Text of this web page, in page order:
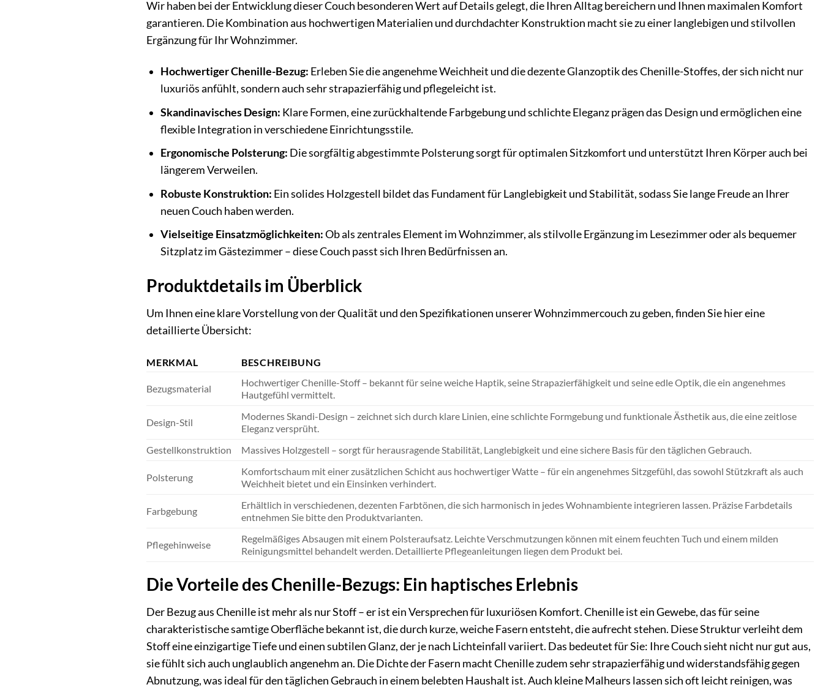
Wir haben bei der Entwicklung dieser Couch besonderen Wert auf Details gelegt, die Ihren Alltag bereichern und Ihnen maximalen Komfort
garantieren. Die Kombination aus hochwertigen Materialien und durchdachter Konstruktion macht sie zu einer langlebigen und stilvollen
Ergänzung für Ihr Wohnzimmer.
Hochwertiger Chenille-Bezug: Erleben Sie die angenehme Weichheit und die dezente Glanzoptik des Chenille-Stoffes, der sich nicht nur
luxuriös anfühlt, sondern auch sehr strapazierfähig und pflegeleicht ist.
Skandinavisches Design: Klare Formen, eine zurückhaltende Farbgebung und schlichte Eleganz prägen das Design und ermöglichen eine
flexible Integration in verschiedene Einrichtungsstile.
Ergonomische Polsterung: Die sorgfältig abgestimmte Polsterung sorgt für optimalen Sitzkomfort und unterstützt Ihren Körper auch bei
längerem Verweilen.
Robuste Konstruktion: Ein solides Holzgestell bildet das Fundament für Langlebigkeit und Stabilität, sodass Sie lange Freude an Ihrer
neuen Couch haben werden.
Vielseitige Einsatzmöglichkeiten:Ob als zentrales Element im Wohnzimmer, als stilvolle Ergänzung im Lesezimmer oder als bequemer
Sitzplatz im Gästezimmer – diese Couch passt sich Ihren Bedürfnissen an.
Produktdetails im Überblick
Um Ihnen eine klare Vorstellung von der Qualität und den Spezifikationen unserer Wohnzimmercouch zu geben, finden Sie hier eine
detaillierte Übersicht:
MERKMAL BESCHREIBUNG
Bezugsmaterial
Hochwertiger Chenille-Stoff – bekannt für seine weiche Haptik, seine Strapazierfähigkeit und seine edle Optik, die ein angenehmes
Hautgefühl vermittelt.
Design-Stil
Modernes Skandi-Design – zeichnet sich durch klare Linien, eine schlichte Formgebung und funktionale Ästhetik aus, die eine zeitlose
Eleganz versprüht.
Gestellkonstruktion
Massives Holzgestell – sorgt für herausragende Stabilität, Langlebigkeit und eine sichere Basis für den täglichen Gebrauch.
Polsterung
Komfortschaum mit einer zusätzlichen Schicht aus hochwertiger Watte – für ein angenehmes Sitzgefühl, das sowohl Stützkraft als auch
Weichheit bietet und ein Einsinken verhindert.
Farbgebung
Erhältlich in verschiedenen, dezenten Farbtönen, die sich harmonisch in jedes Wohnambiente integrieren lassen. Präzise Farbdetails
entnehmen Sie bitte den Produktvarianten.
Pflegehinweise
Regelmäßiges Absaugen mit einem Polsteraufsatz. Leichte Verschmutzungen können mit einem feuchten Tuch und einem milden
Reinigungsmittel behandelt werden. Detaillierte Pflegeanleitungen liegen dem Produkt bei.
Die Vorteile des Chenille-Bezugs: Ein haptisches Erlebnis
Der Bezug aus Chenille ist mehr als nur Stoff – er ist ein Versprechen für luxuriösen Komfort. Chenille ist ein Gewebe, das für seine
charakteristische samtige Oberfläche bekannt ist, die durch kurze, weiche Fasern entsteht, die aufrecht stehen. Diese Struktur verleiht dem
Stoff eine einzigartige Tiefe und einen subtilen Glanz, der je nach Lichteinfall variiert. Das bedeutet für Sie: Ihre Couch sieht nicht nur gut aus,
sie fühlt sich auch unglaublich angenehm an. Die Dichte der Fasern macht Chenille zudem sehr strapazierfähig und widerstandsfähig gegen
Abnutzung, was ideal für den täglichen Gebrauch in einem belebten Haushalt ist. Auch kleine Malheurs lassen sich oft leicht reinigen, was